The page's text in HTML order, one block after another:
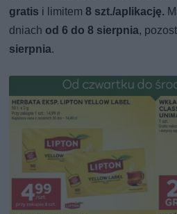
gratis i limitem8 szt./aplikację.
dniach od 6 do 8 sierpnia,
sierpnia.